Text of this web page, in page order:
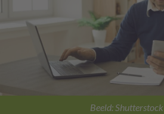
Beeld: Shutterstock